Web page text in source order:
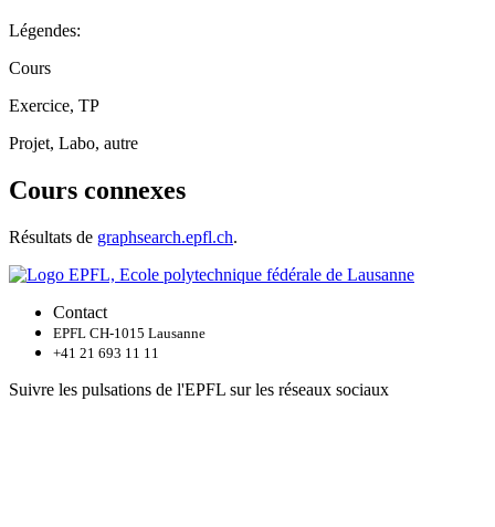
Légendes:
Cours
Exercice, TP
Projet, Labo, autre
Cours connexes
Résultats de graphsearch.epfl.ch.
Contact
EPFL CH-1015 Lausanne
+41 21 693 11 11
Suivre les pulsations de l'EPFL sur les réseaux sociaux